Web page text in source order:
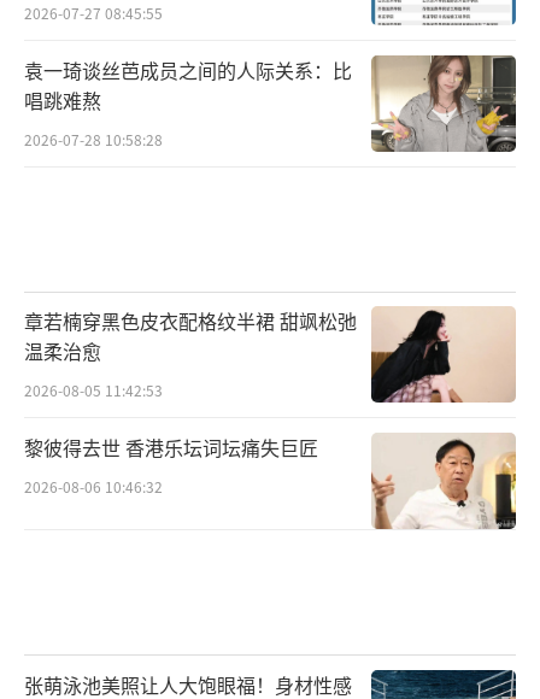
2026-07-27 08:45:55
袁一琦谈丝芭成员之间的人际关系：比
唱跳难熬
2026-07-28 10:58:28
章若楠穿黑色皮衣配格纹半裙 甜飒松弛
温柔治愈
2026-08-05 11:42:53
黎彼得去世 香港乐坛词坛痛失巨匠
2026-08-06 10:46:32
张萌泳池美照让人大饱眼福！身材性感